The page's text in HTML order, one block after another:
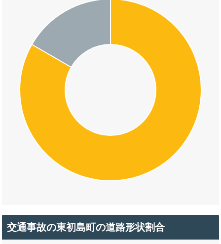
交通事故の東初島町の道路形状割合